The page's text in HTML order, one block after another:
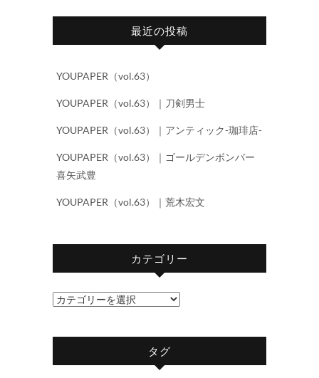
最近の投稿
YOUPAPER（vol.63）
YOUPAPER（vol.63）｜刀剣男士
YOUPAPER（vol.63）｜アンティック-珈琲店-
YOUPAPER（vol.63）｜ゴールデンボンバー
喜矢武豊
YOUPAPER（vol.63）｜荒木宏文
カテゴリー
カ
ゴ
タグ